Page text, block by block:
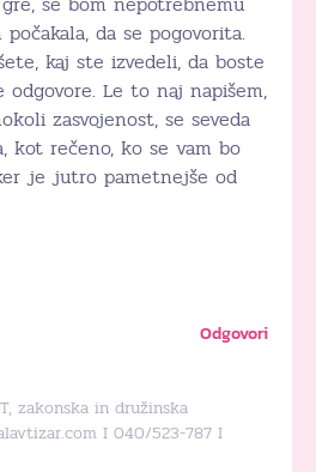
da se pogovorita.
kaj ste izvedeli, da boste
Le to naj napišem,
zasvojenost, se seveda
kot rečeno, ko se vam bo
je jutro pametnejše od
Odgovori
zakonska in družinska
I 040/523-787 I